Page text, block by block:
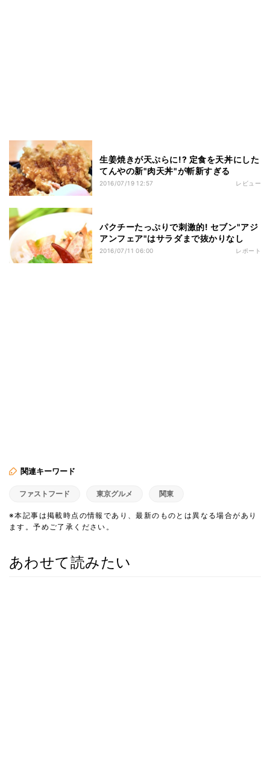
生姜焼きが天ぷらに!? 定食を天丼にした
てんやの新"肉天丼"が斬新すぎる
2016/07/19 12:57 レビュー
パクチーたっぷりで刺激的! セブン"アジ
アンフェア"はサラダまで抜かりなし
2016/07/11 06:00 レポート
関連キーワード
ファストフード 東京グルメ 関東
※本記事は掲載時点の情報であり、最新のものとは異なる場合があり
ます。予めご了承ください。
あわせて読みたい